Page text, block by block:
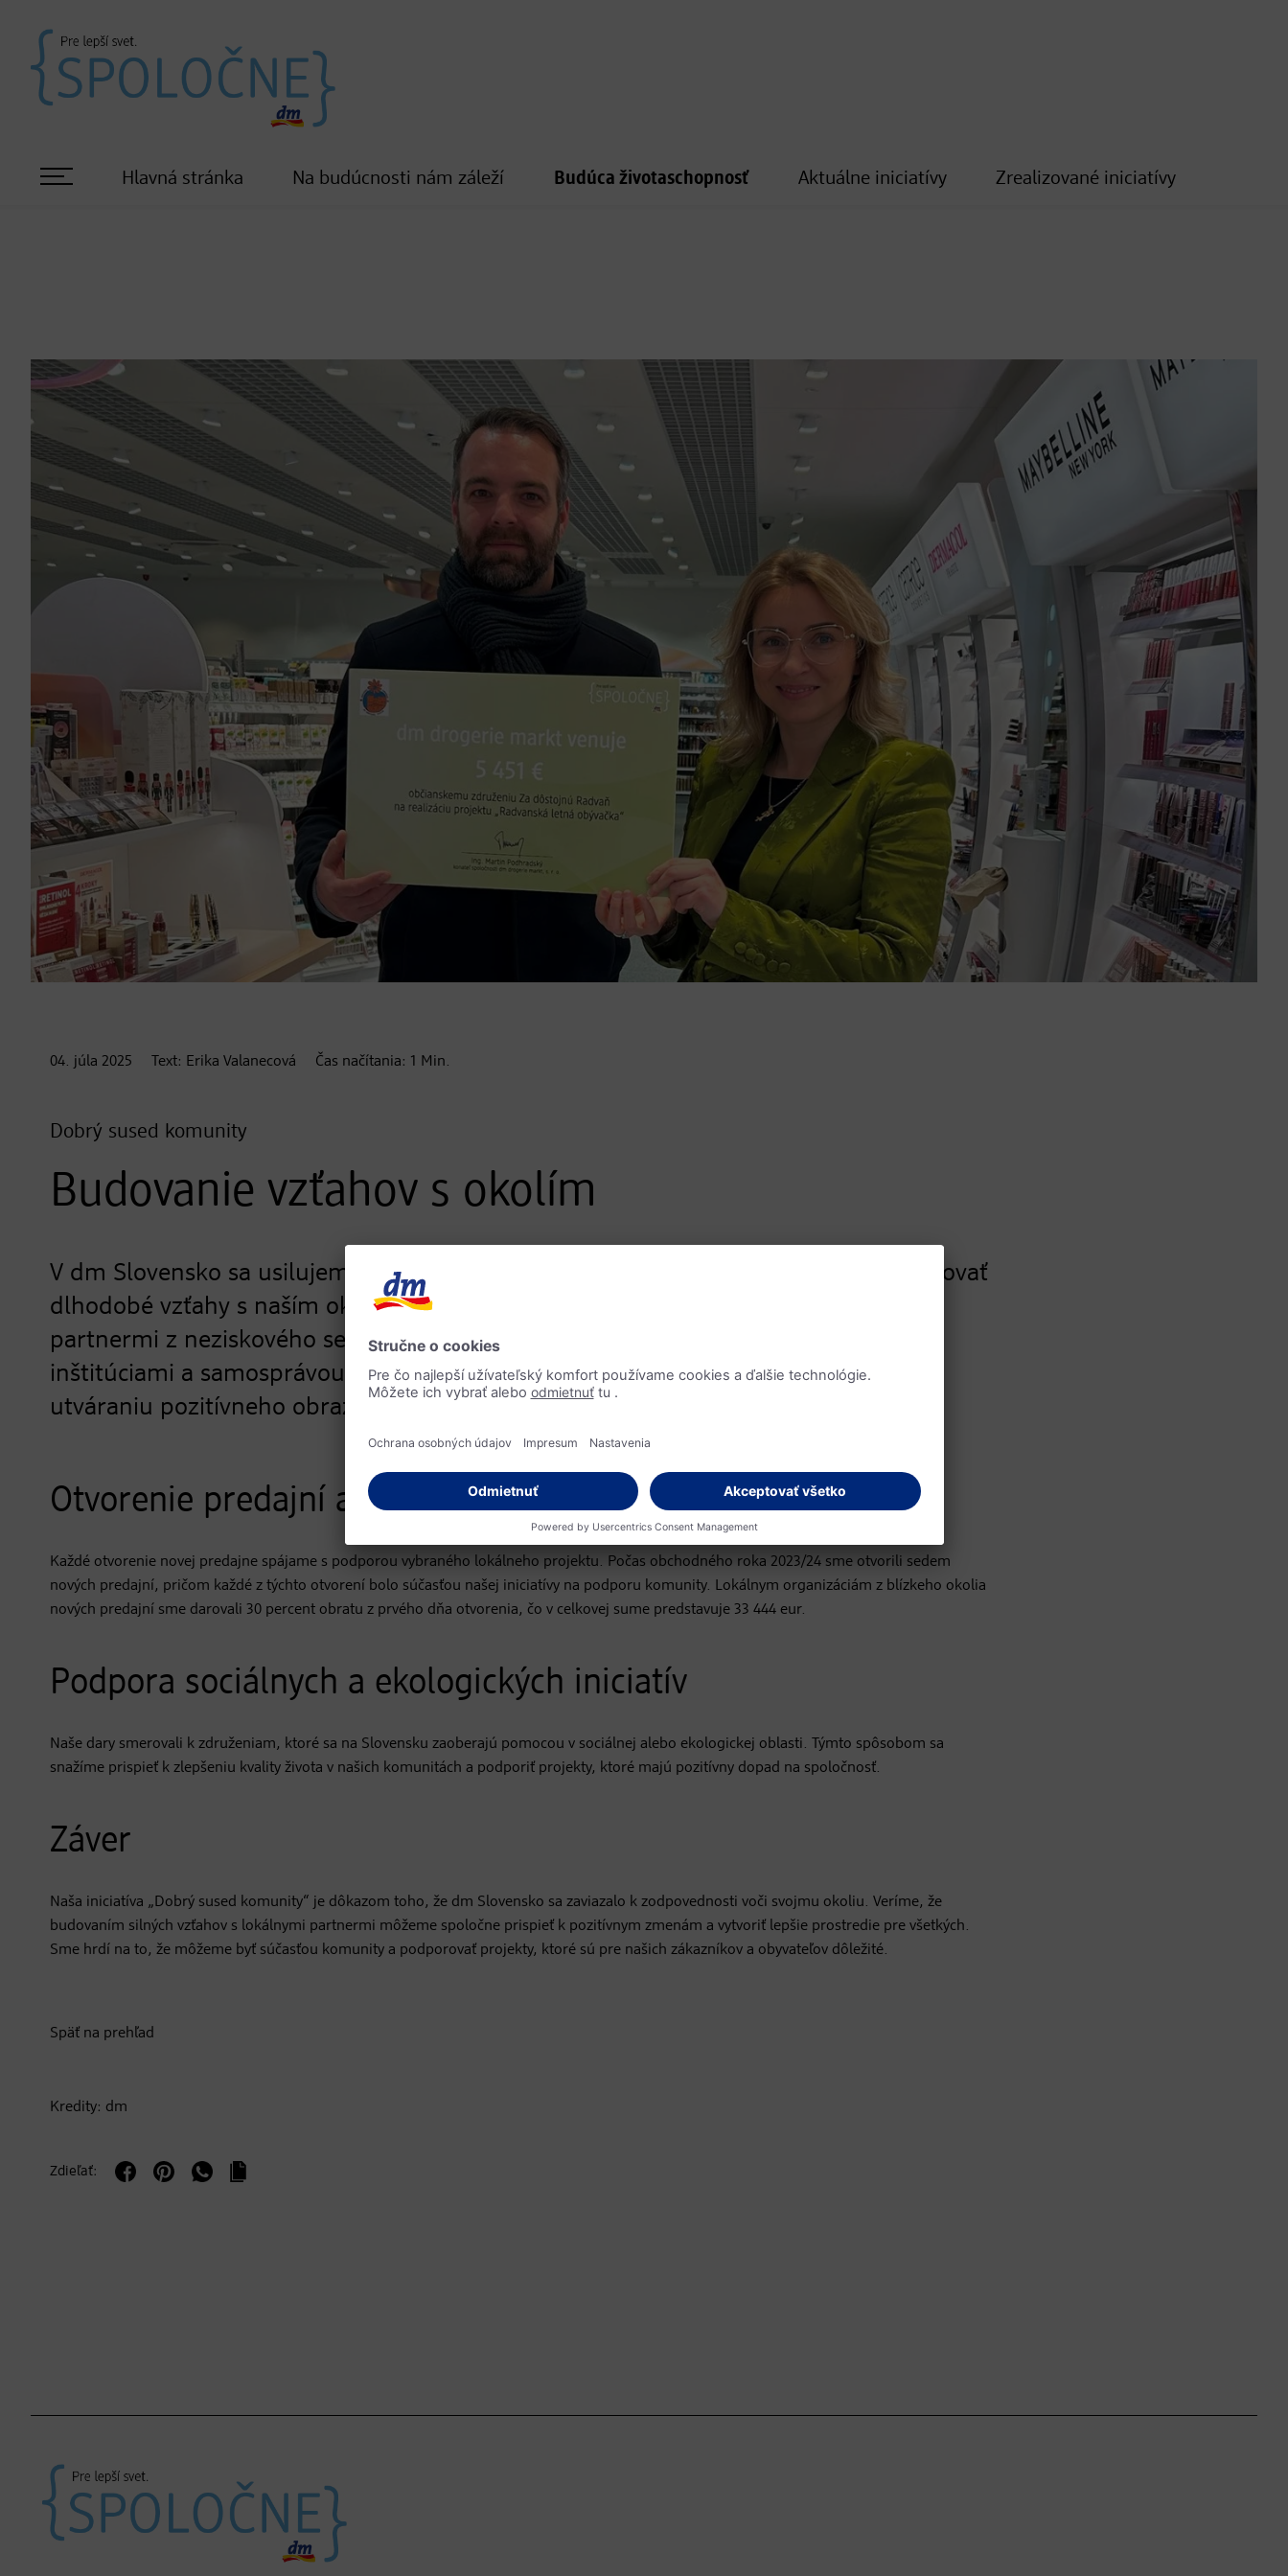
Hlavná stránka Na budúcnosti nám záleží Budúca životaschopnosť Aktuálne iniciatívy Zrealizované iniciatívy
04. júla 2025 Text: Erika Valanecová Čas načítania: 1 Min.
Dobrý sused komunity
Budovanie vzťahov s okolím
V dm Slovensko sa usilujeme byť významnou súčasťou spoločenského života a budovať
dlhodobé vzťahy s naším okolím. Našou snahou je spolupracovať s lokálnymi
partnermi z neziskového sektora, zariadeniami sociálnych služieb, vzdelávacími
inštitúciami a samosprávou. Tieto vzťahy sú pre nás dôležité, pretože prispievajú k
utváraniu pozitívneho obrazu o dm v očiach lokálnych zákazníkov.
Otvorenie predajní a podpora lokálnych projektov
Každé otvorenie novej predajne spájame s podporou vybraného lokálneho projektu. Počas obchodného roka 2023/24 sme otvorili sedem
nových predajní, pričom každé z týchto otvorení bolo súčasťou našej iniciatívy na podporu komunity. Lokálnym organizáciám z blízkeho okolia
nových predajní sme darovali 30 percent obratu z prvého dňa otvorenia, čo v celkovej sume predstavuje 33 444 eur.
Podpora sociálnych a ekologických iniciatív
Naše dary smerovali k združeniam, ktoré sa na Slovensku zaoberajú pomocou v sociálnej alebo ekologickej oblasti. Týmto spôsobom sa
snažíme prispieť k zlepšeniu kvality života v našich komunitách a podporiť projekty, ktoré majú pozitívny dopad na spoločnosť.
Záver
Naša iniciatíva „Dobrý sused komunity“ je dôkazom toho, že dm Slovensko sa zaviazalo k zodpovednosti voči svojmu okoliu. Veríme, že
budovaním silných vzťahov s lokálnymi partnermi môžeme spoločne prispieť k pozitívnym zmenám a vytvoriť lepšie prostredie pre všetkých.
Sme hrdí na to, že môžeme byť súčasťou komunity a podporovať projekty, ktoré sú pre našich zákazníkov a obyvateľov dôležité.
Späť na prehľad
Kredity: dm
Zdieľať: